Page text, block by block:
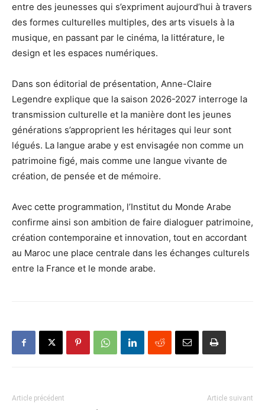
entre des jeunesses qui s’expriment aujourd’hui à travers
des formes culturelles multiples, des arts visuels à la
musique, en passant par le cinéma, la littérature, le
design et les espaces numériques.
Dans son éditorial de présentation, Anne-Claire
Legendre explique que la saison 2026-2027 interroge la
transmission culturelle et la manière dont les jeunes
générations s’approprient les héritages qui leur sont
légués. La langue arabe y est envisagée non comme un
patrimoine figé, mais comme une langue vivante de
création, de pensée et de mémoire.
Avec cette programmation, l’Institut du Monde Arabe
confirme ainsi son ambition de faire dialoguer patrimoine,
création contemporaine et innovation, tout en accordant
au Maroc une place centrale dans les échanges culturels
entre la France et le monde arabe.
Article précédent Article suivant